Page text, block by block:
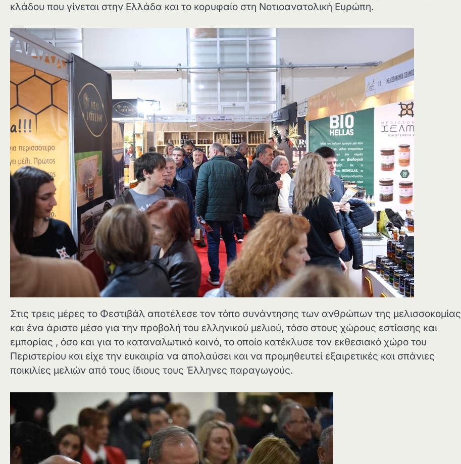
κλάδου που γίνεται στην Ελλάδα και το κορυφαίο στη Νοτιοανατολική Ευρώπη.
Στις τρεις μέρες το Φεστιβάλ αποτέλεσε τον τόπο συνάντησης των ανθρώπων της μελισσοκομίας
και ένα άριστο μέσο για την προβολή του ελληνικού μελιού, τόσο στους χώρους εστίασης και
εμπορίας , όσο και για το καταναλωτικό κοινό, το οποίο κατέκλυσε τον εκθεσιακό χώρο του
Περιστερίου και είχε την ευκαιρία να απολαύσει και να προμηθευτεί εξαιρετικές και σπάνιες
ποικιλίες μελιών από τους ίδιους τους Έλληνες παραγωγούς.